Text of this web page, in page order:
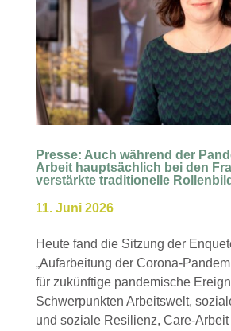
Presse: Auch während der
Arbeit hauptsächlich bei den
verstärkte traditionelle
11. Juni 2026
Heute fand die Sitzung der
„Aufarbeitung der Corona-
für zukünftige pandemische
Schwerpunkten Arbeitswelt,
und soziale Resilienz, Care-Arbeit